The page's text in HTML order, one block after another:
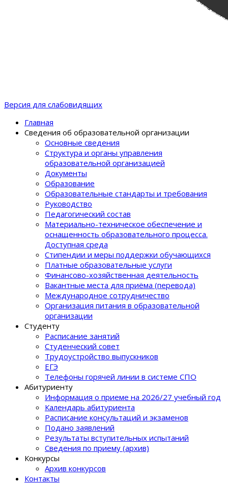
Версия для слабовидящих
Главная
Сведения об образовательной организации
Основные сведения
Структура и органы управления
образовательной организацией
Документы
Образование
Образовательные стандарты и требования
Руководство
Педагогический состав
Материально-техническое обеспечение и
оснащенность образовательного процеcса.
Доступная среда
Стипендии и меры поддержки обучающихся
Платные образовательные услуги
Финансово-хозяйственная деятельность
Вакантные места для приёма (перевода)
Международное сотрудничество
Организация питания в образовательной
организации
Студенту
Расписание занятий
Студенческий совет
Трудоустройство выпускников
ЕГЭ
Телефоны горячей линии в системе СПО
Абитуриенту
Информация о приеме на 2026/27 учебный год
Календарь абитуриента
Расписание консультаций и экзаменов
Подано заявлений
Результаты вступительных испытаний
Сведения по приему (архив)
Конкурсы
Архив конкурсов
Контакты